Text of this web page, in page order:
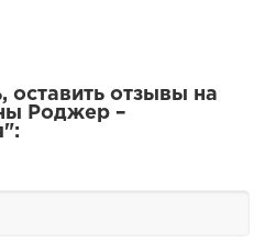
оставить отзывы на
Роджер –